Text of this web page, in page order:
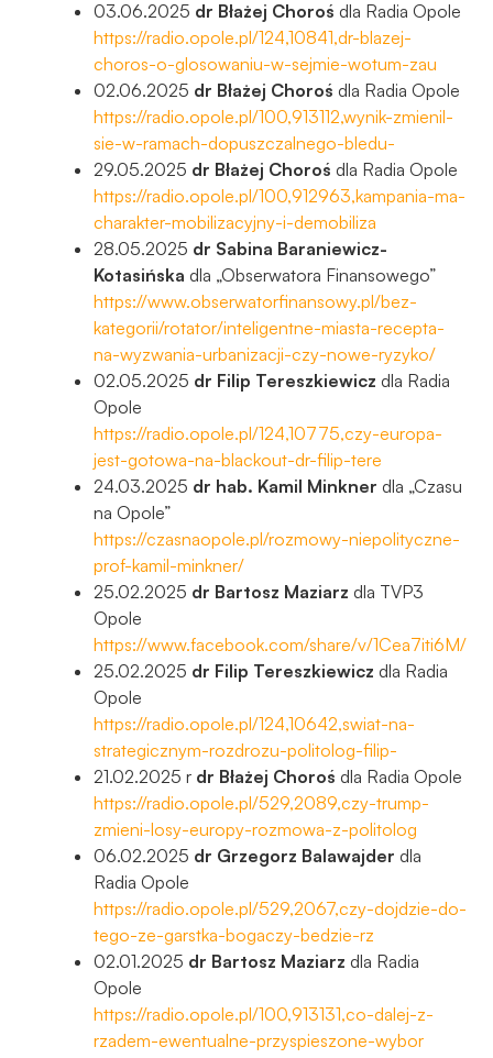
03.06.2025 dr Błażej Choroś dla Radia Opole
https://radio.opole.pl/124,10841,dr-blazej-
choros-o-glosowaniu-w-sejmie-wotum-zau
02.06.2025 dr Błażej Choroś dla Radia Opole
https://radio.opole.pl/100,913112,wynik-zmienil-
sie-w-ramach-dopuszczalnego-bledu-
29.05.2025 dr Błażej Choroś dla Radia Opole
https://radio.opole.pl/100,912963,kampania-ma-
charakter-mobilizacyjny-i-demobiliza
28.05.2025 dr Sabina Baraniewicz-
Kotasińska dla „Obserwatora Finansowego”
https://www.obserwatorfinansowy.pl/bez-
kategorii/rotator/inteligentne-miasta-recepta-
na-wyzwania-urbanizacji-czy-nowe-ryzyko/
02.05.2025 dr Filip Tereszkiewicz dla Radia
Opole
https://radio.opole.pl/124,10775,czy-europa-
jest-gotowa-na-blackout-dr-filip-tere
24.03.2025 dr hab. Kamil Minkner dla „Czasu
na Opole”
https://czasnaopole.pl/rozmowy-niepolityczne-
prof-kamil-minkner/
25.02.2025 dr Bartosz Maziarz dla TVP3
Opole
https://www.facebook.com/share/v/1Cea7iti6M/
25.02.2025 dr Filip Tereszkiewicz dla Radia
Opole
https://radio.opole.pl/124,10642,swiat-na-
strategicznym-rozdrozu-politolog-filip-
21.02.2025 r dr Błażej Choroś dla Radia Opole
https://radio.opole.pl/529,2089,czy-trump-
zmieni-losy-europy-rozmowa-z-politolog
06.02.2025 dr Grzegorz Balawajder dla
Radia Opole
https://radio.opole.pl/529,2067,czy-dojdzie-do-
tego-ze-garstka-bogaczy-bedzie-rz
02.01.2025 dr Bartosz Maziarz dla Radia
Opole
https://radio.opole.pl/100,913131,co-dalej-z-
rzadem-ewentualne-przyspieszone-wybor